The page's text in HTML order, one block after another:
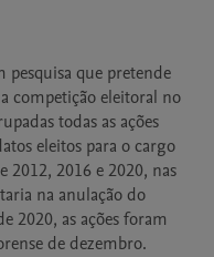
pesquisa que pretende
competição eleitoral no
todas as ações
eleitos para o cargo
2012, 2016 e 2020, nas
na anulação do
2020, as ações foram
de dezembro.